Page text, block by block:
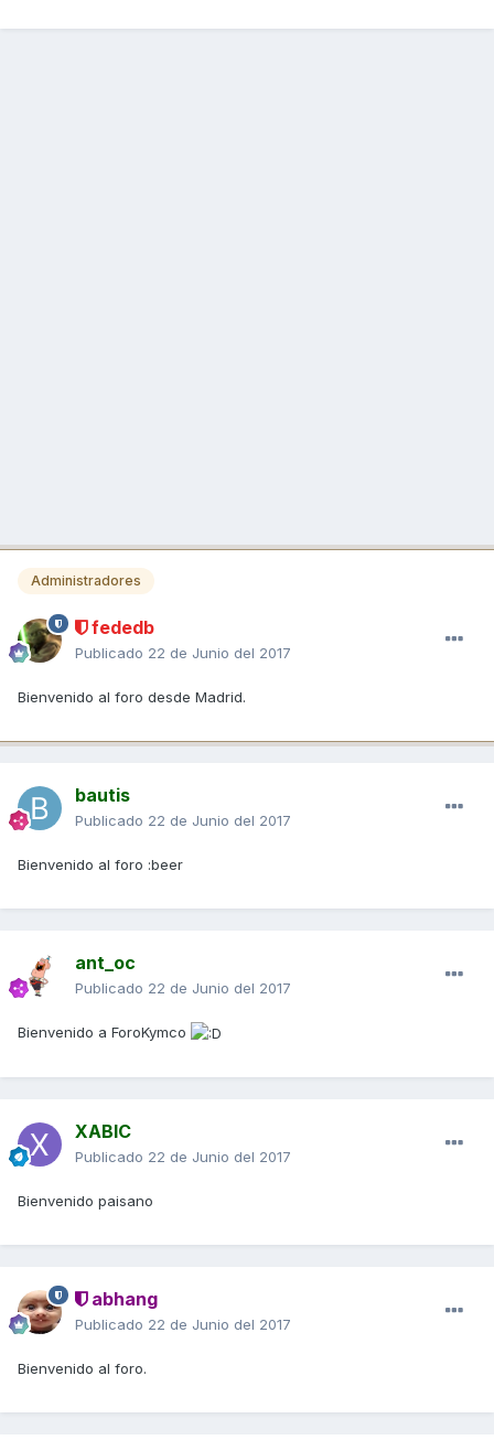
Administradores
fededb
Publicado 22 de Junio del 2017
Bienvenido al foro desde Madrid.
bautis
Publicado 22 de Junio del 2017
Bienvenido al foro :beer
ant_oc
Publicado 22 de Junio del 2017
Bienvenido a ForoKymco
XABIC
Publicado 22 de Junio del 2017
Bienvenido paisano
abhang
Publicado 22 de Junio del 2017
Bienvenido al foro.